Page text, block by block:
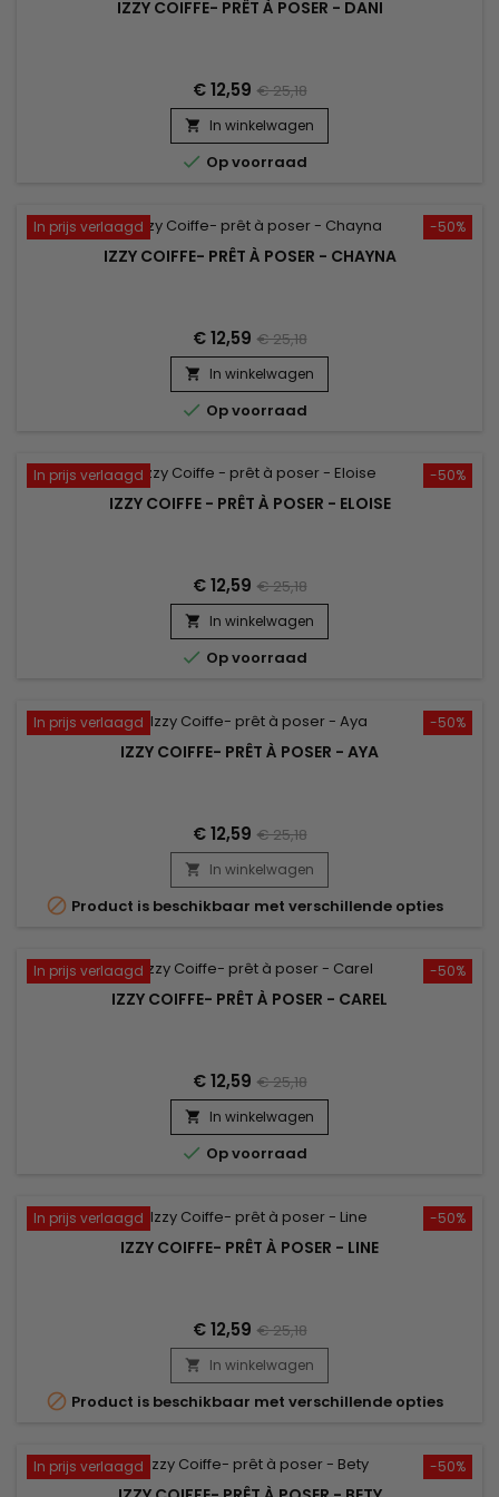
IZZY COIFFE- PRÊT À POSER - DANI
€ 12,59 € 25,18
 In winkelwagen
 Op voorraad
-50%
In prijs verlaagd
IZZY COIFFE- PRÊT À POSER - CHAYNA
€ 12,59 € 25,18
 In winkelwagen
 Op voorraad
-50%
In prijs verlaagd
IZZY COIFFE - PRÊT À POSER - ELOISE
€ 12,59 € 25,18
 In winkelwagen
 Op voorraad
-50%
In prijs verlaagd
IZZY COIFFE- PRÊT À POSER - AYA
€ 12,59 € 25,18
 In winkelwagen
 Product is beschikbaar met verschillende opties
-50%
In prijs verlaagd
IZZY COIFFE- PRÊT À POSER - CAREL
€ 12,59 € 25,18
 In winkelwagen
 Op voorraad
-50%
In prijs verlaagd
IZZY COIFFE- PRÊT À POSER - LINE
€ 12,59 € 25,18
 In winkelwagen
 Product is beschikbaar met verschillende opties
-50%
In prijs verlaagd